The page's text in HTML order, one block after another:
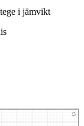
i jäm­vikt